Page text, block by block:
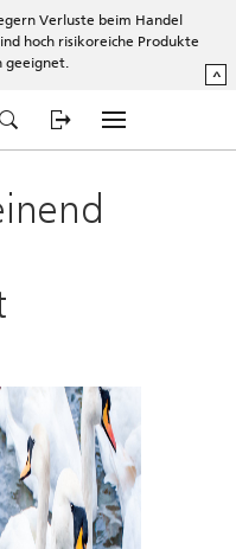
Verluste beim Handel
hoch risikoreiche Produkte
geeignet.
^